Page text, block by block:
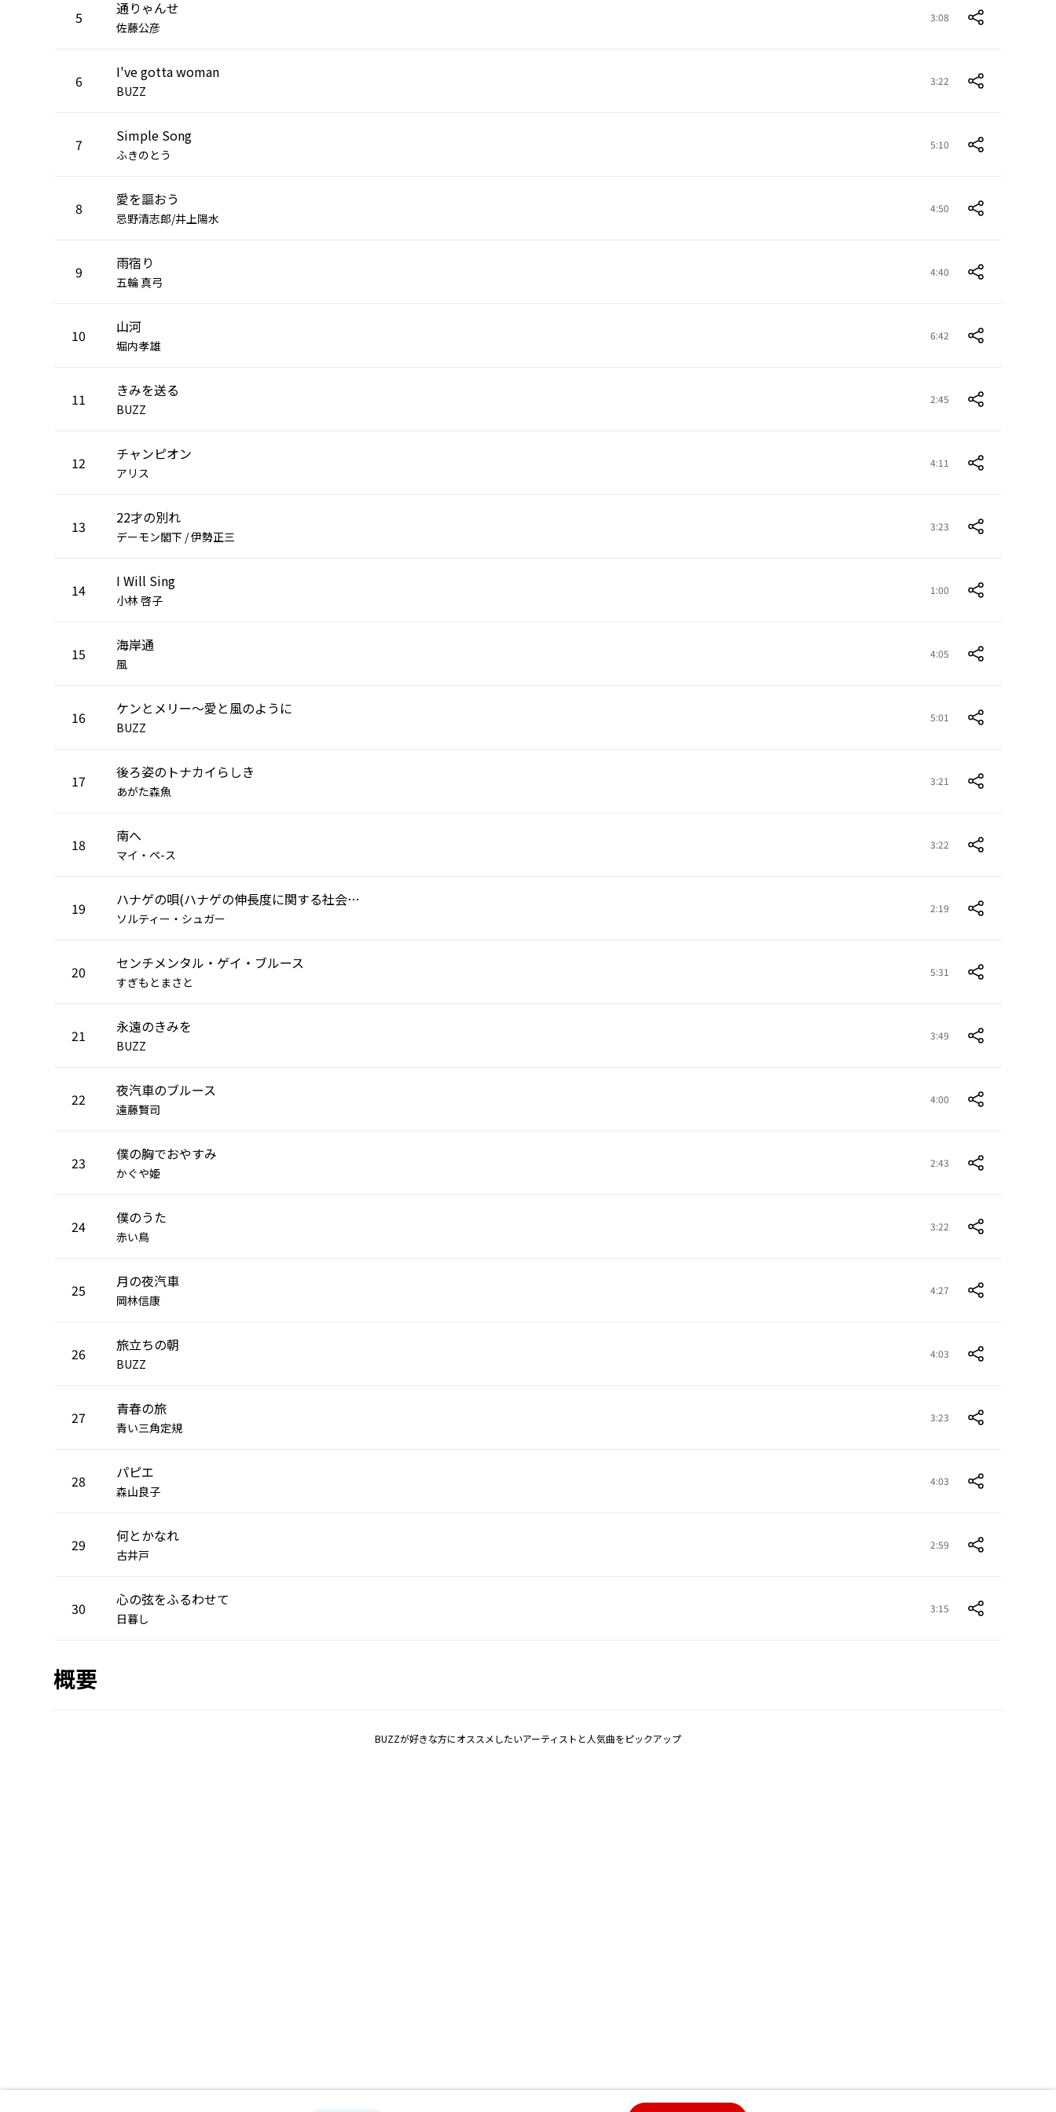
5 通りゃんせ
佐藤公彦
3:08
6 I've gotta woman
BUZZ
3:22
7 Simple Song
ふきのとう
5:10
8 愛を謳おう
忌野清志郎/井上陽水
4:50
9 雨宿り
五輪 真弓
4:40
10 山河
堀内孝雄
6:42
11 きみを送る
BUZZ
2:45
12 チャンピオン
アリス
4:11
13 22才の別れ
デーモン閣下 / 伊勢正三
3:23
14 I Will Sing
小林 啓子
1:00
15 海岸通
風
4:05
16 ケンとメリー～愛と風のように
BUZZ
5:01
17 後ろ姿のトナカイらしき
あがた森魚
3:21
18 南へ
マイ・ペ-ス
3:22
19 ハナゲの唄(ハナゲの伸長度に関する社会科学的考察)
ソルティー・シュガー
2:19
20 センチメンタル・ゲイ・ブルース
すぎもとまさと
5:31
21 永遠のきみを
BUZZ
3:49
22 夜汽車のブルース
遠藤賢司
4:00
23 僕の胸でおやすみ
かぐや姫
2:43
24 僕のうた
赤い鳥
3:22
25 月の夜汽車
岡林信康
4:27
26 旅立ちの朝
BUZZ
4:03
27 青春の旅
青い三角定規
3:23
28 パピエ
森山良子
4:03
29 何とかなれ
古井戸
2:59
30 心の弦をふるわせて
日暮し
3:15
概要
BUZZが好きな方にオススメしたいアーティストと人気曲をピックアップ